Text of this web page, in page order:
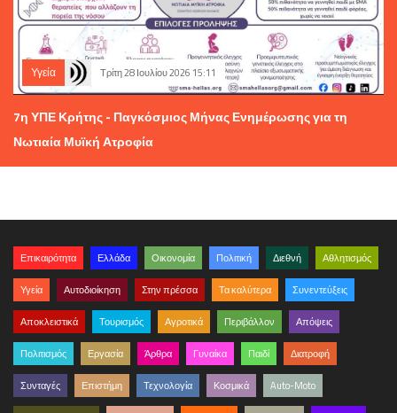
Υγεία Τρίτη 28 Ιουλίου 2026 15:11
7η ΥΠΕ Κρήτης - Παγκόσμιος Μήνας Ενημέρωσης για τη
Νωτιαία Μυϊκή Ατροφία
Επικαιρότητα Ελλάδα Οικονομία Πολιτική Διεθνή Αθλητισμός
Υγεία Αυτοδιοίκηση Στην πρέσσα Τα καλύτερα Συνεντεύξεις
Αποκλειστικά Τουρισμός Αγροτικά Περιβάλλον Απόψεις
Πολιτισμός Εργασία Άρθρα Γυναίκα Παιδί Διατροφή
Συνταγές Επιστήμη Τεχνολογία Κοσμικά Auto-Moto